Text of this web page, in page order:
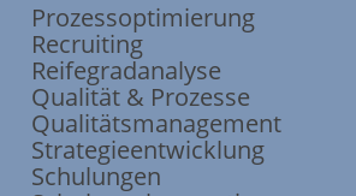
Prozessoptimierung
Recruiting
Reifegradanalyse
Qualität & Prozesse
Qualitätsmanagement
Strategieentwicklung
Schulungen